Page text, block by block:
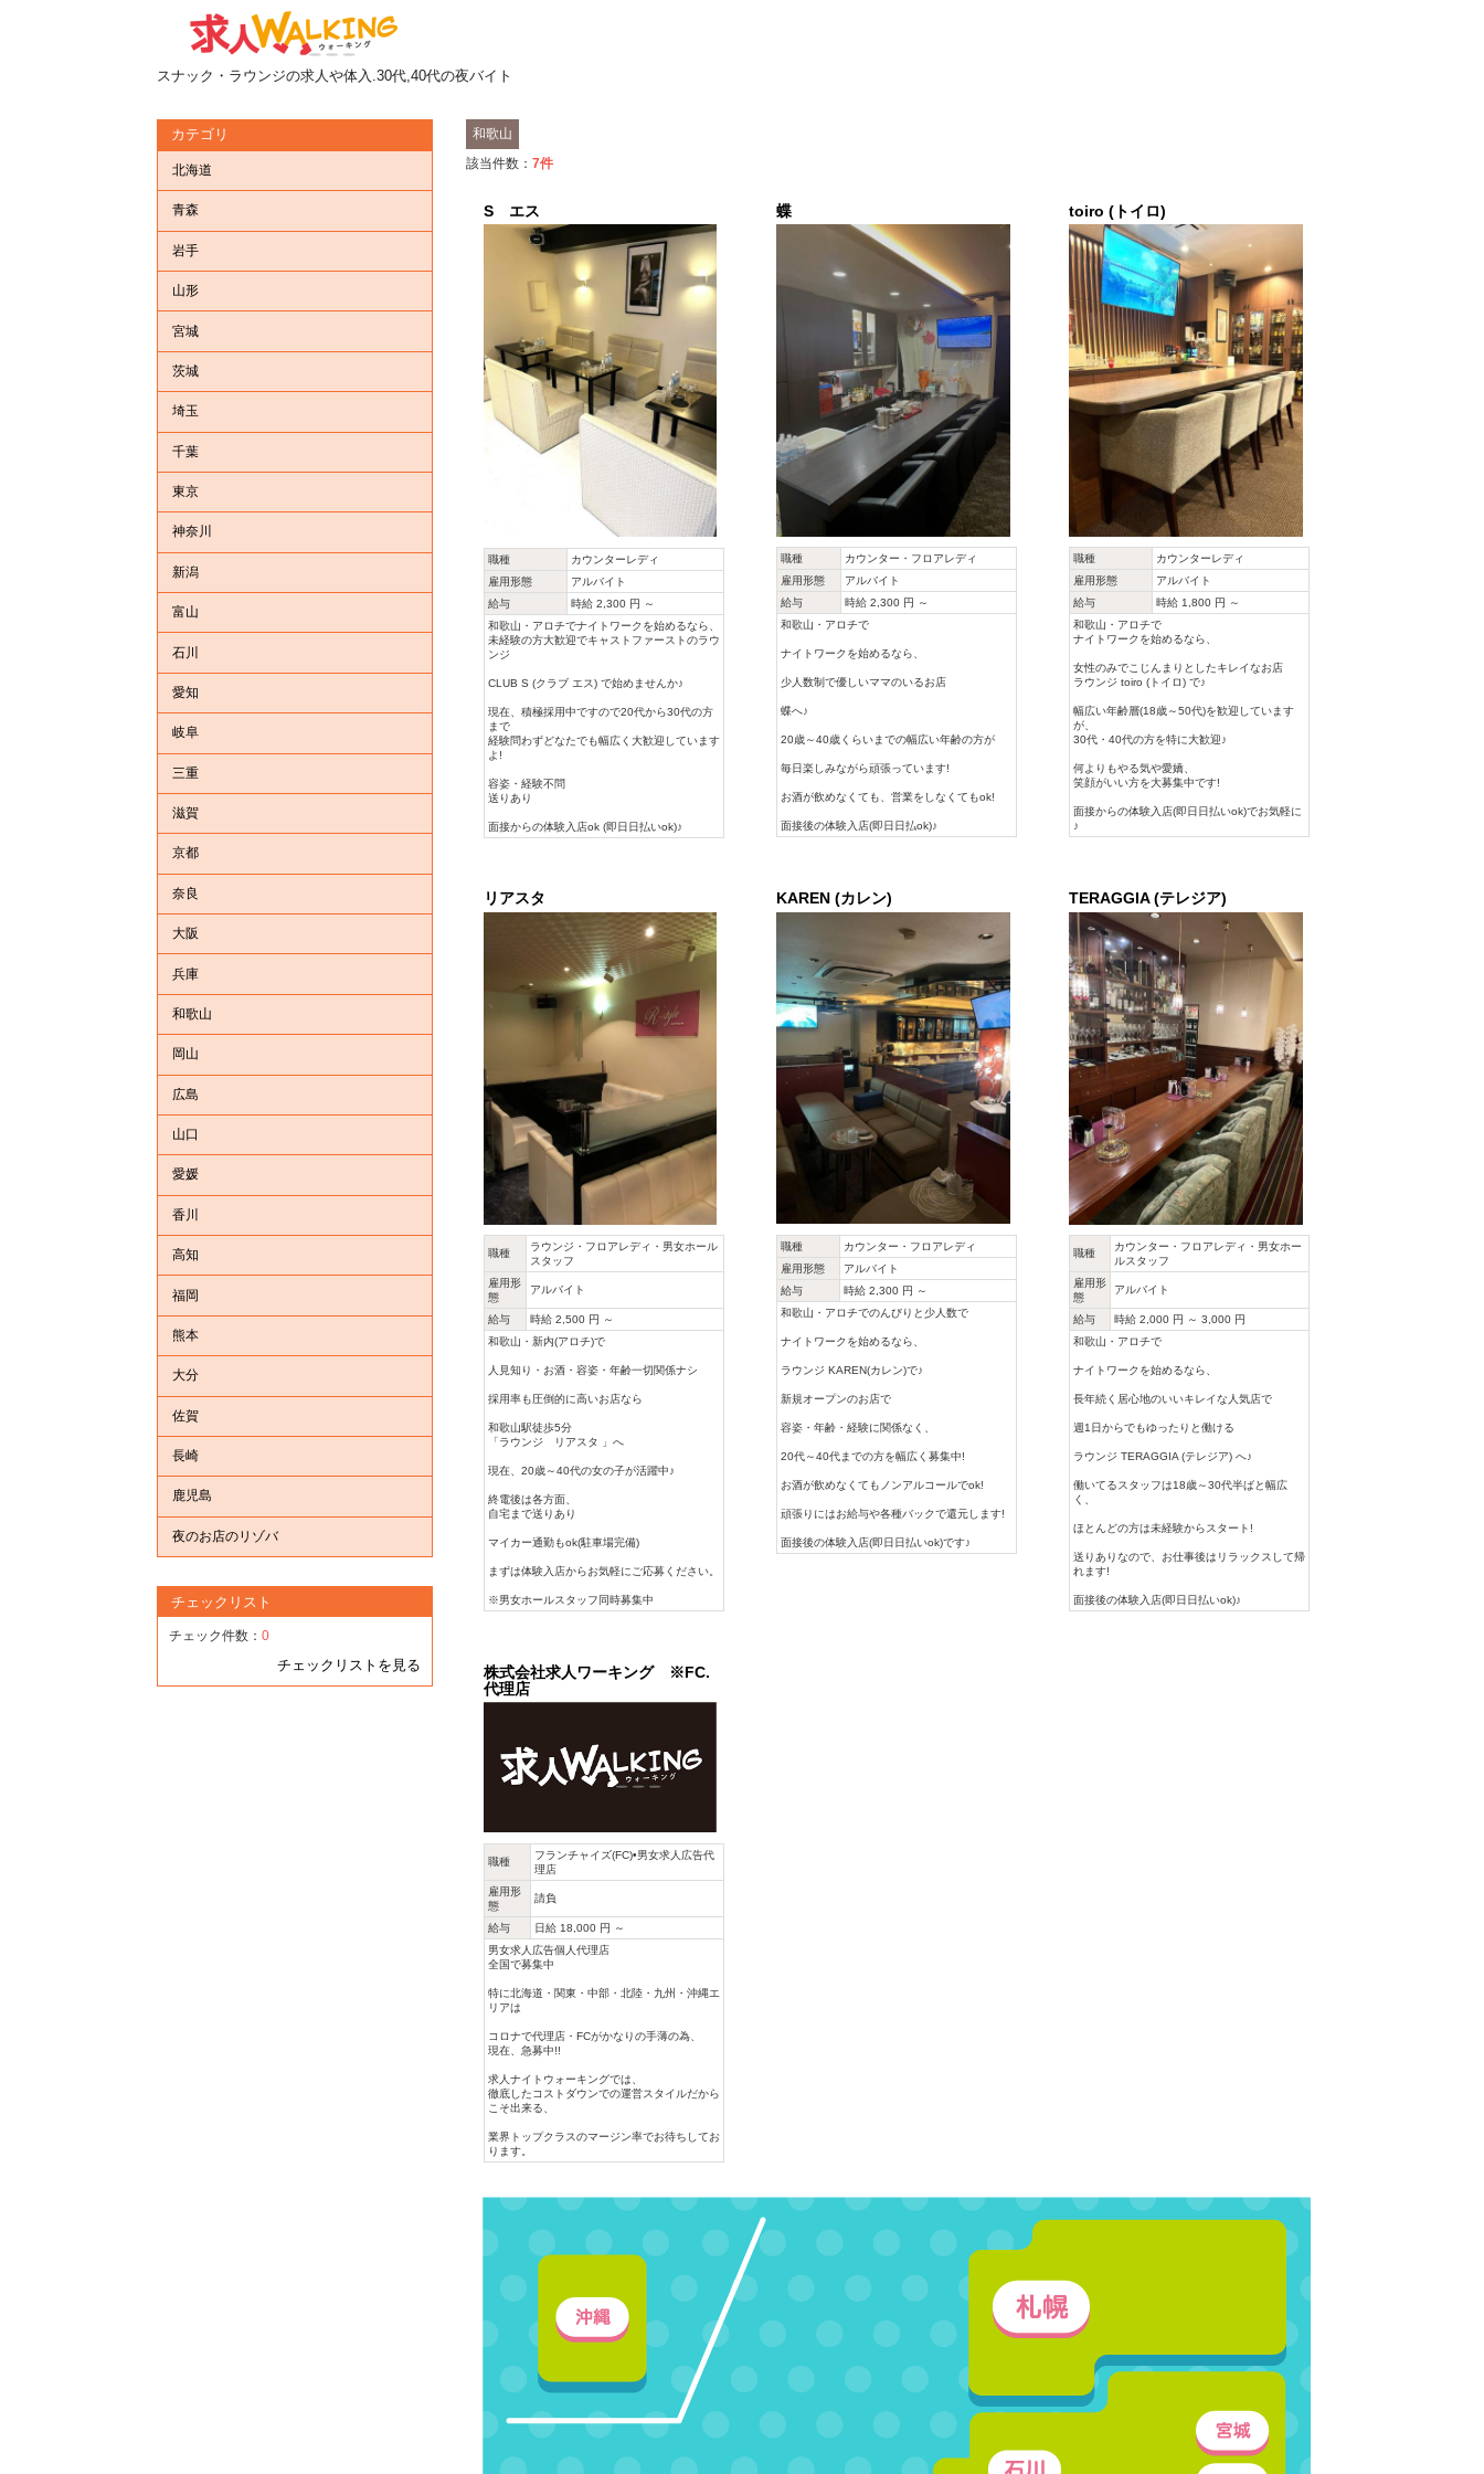
スナック・ラウンジの求人や体入.30代,40代の夜バイト
和歌山
該当件数： 7件
S エス
職種
カウンターレディ
雇用形態
アルバイト
給与
時給 2,300 円 ～
和歌山・アロチでナイトワークを始めるなら、
未経験の方大歓迎でキャストファーストのラウ
ンジ
CLUB S (クラブ エス) で始めませんか♪
現在、積極採用中ですので20代から30代の方
まで
経験問わずどなたでも幅広く大歓迎しています
よ!
容姿・経験不問
送りあり
面接からの体験入店ok (即日日払いok)♪
蝶
職種
カウンター・フロアレディ
雇用形態
アルバイト
給与
時給 2,300 円 ～
和歌山・アロチで
ナイトワークを始めるなら、
少人数制で優しいママのいるお店
蝶へ♪
20歳～40歳くらいまでの幅広い年齢の方が
毎日楽しみながら頑張っています!
お酒が飲めなくても、営業をしなくてもok!
面接後の体験入店(即日日払ok)♪
toiro (トイロ)
職種
カウンターレディ
雇用形態
アルバイト
給与
時給 1,800 円 ～
和歌山・アロチで
ナイトワークを始めるなら、
女性のみでこじんまりとしたキレイなお店
ラウンジ toiro (トイロ) で♪
幅広い年齢層(18歳～50代)を歓迎しています
が、
30代・40代の方を特に大歓迎♪
何よりもやる気や愛嬌、
笑顔がいい方を大募集中です!
面接からの体験入店(即日日払いok)でお気軽に
♪
リアスタ
職種
ラウンジ・フロアレディ・男女ホール
スタッフ
雇用形
態
アルバイト
給与
時給 2,500 円 ～
和歌山・新内(アロチ)で
人見知り・お酒・容姿・年齢一切関係ナシ
採用率も圧倒的に高いお店なら
和歌山駅徒歩5分
「ラウンジ リアスタ 」へ
現在、20歳～40代の女の子が活躍中♪
終電後は各方面、
自宅まで送りあり
マイカー通勤もok(駐車場完備)
まずは体験入店からお気軽にご応募ください。
※男女ホールスタッフ同時募集中
KAREN (カレン)
職種
カウンター・フロアレディ
雇用形態
アルバイト
給与
時給 2,300 円 ～
和歌山・アロチでのんびりと少人数で
ナイトワークを始めるなら、
ラウンジ KAREN(カレン)で♪
新規オープンのお店で
容姿・年齢・経験に関係なく、
20代～40代までの方を幅広く募集中!
お酒が飲めなくてもノンアルコールでok!
頑張りにはお給与や各種バックで還元します!
面接後の体験入店(即日日払いok)です♪
TERAGGIA (テレジア)
職種
カウンター・フロアレディ・男女ホー
ルスタッフ
雇用形
態
アルバイト
給与
時給 2,000 円 ～ 3,000 円
和歌山・アロチで
ナイトワークを始めるなら、
長年続く居心地のいいキレイな人気店で
週1日からでもゆったりと働ける
ラウンジ TERAGGIA (テレジア) へ♪
働いてるスタッフは18歳～30代半ばと幅広
く、
ほとんどの方は未経験からスタート!
送りありなので、お仕事後はリラックスして帰
れます!
面接後の体験入店(即日日払いok)♪
株式会社求人ワーキング ※FC.
代理店
職種
フランチャイズ(FC)•男女求人広告代
理店
雇用形
態
請負
給与
日給 18,000 円 ～
男女求人広告個人代理店
全国で募集中
特に北海道・関東・中部・北陸・九州・沖縄エ
リアは
コロナで代理店・FCがかなりの手薄の為、
現在、急募中!!
求人ナイトウォーキングでは、
徹底したコストダウンでの運営スタイルだから
こそ出来る、
業界トップクラスのマージン率でお待ちしてお
ります。
カテゴリ
北海道
青森
岩手
山形
宮城
茨城
埼玉
千葉
東京
神奈川
新潟
富山
石川
愛知
岐阜
三重
滋賀
京都
奈良
大阪
兵庫
和歌山
岡山
広島
山口
愛媛
香川
高知
福岡
熊本
大分
佐賀
長崎
鹿児島
夜のお店のリゾバ
チェックリスト
チェック件数： 0
チェックリストを見る